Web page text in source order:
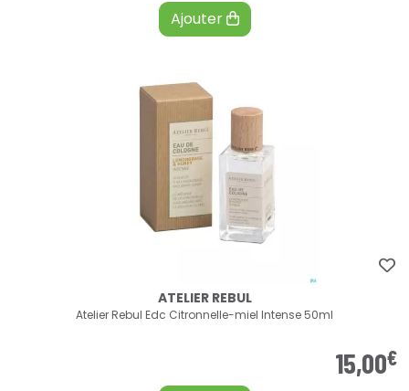
Ajouter
ATELIER REBUL
Atelier Rebul Edc Citronnelle-miel Intense 50ml
15,00€